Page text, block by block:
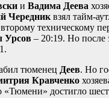
и Вадима Деева
Чередник взял тайм-
техническому
Урсов – 20:19. Но после
тюменец Деев. Но
Кравченко
«Тюмени» достигло